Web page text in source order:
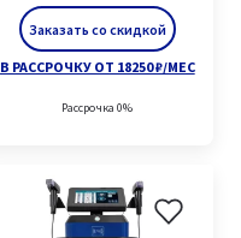
Заказать со скидкой
В РАССРОЧКУ ОТ 18250 ₽/МЕС
Рассрочка 0%